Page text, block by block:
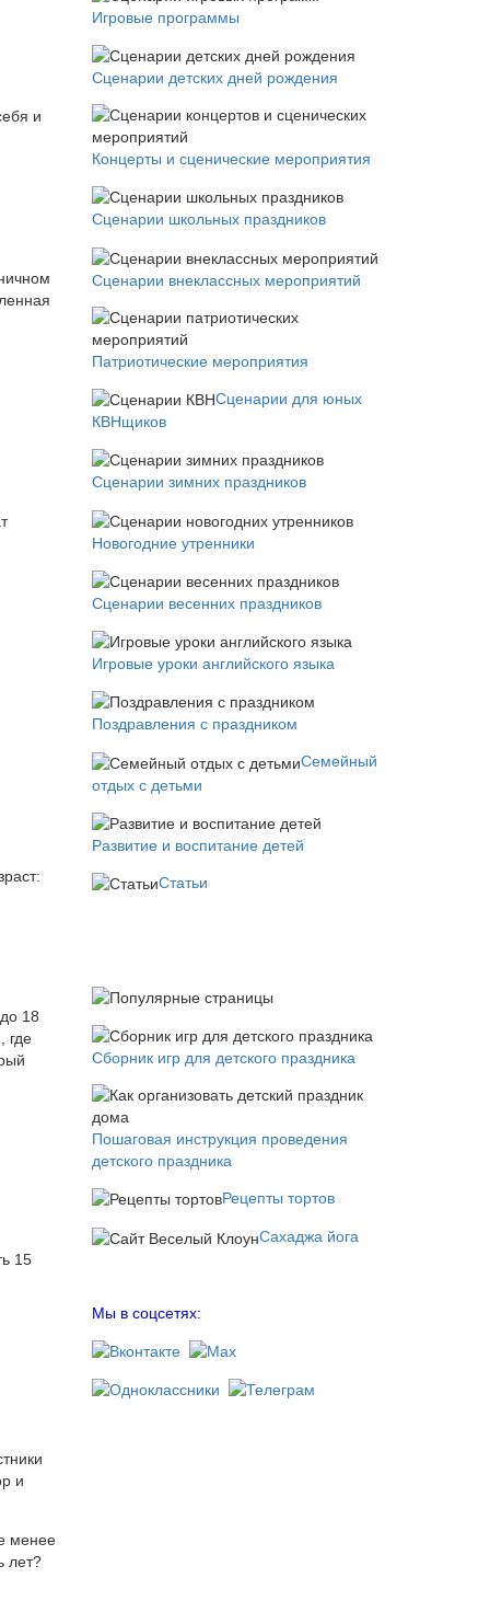
и
18
где
15
и
менее
лет?
Игровые программы
Сценарии детских дней рождения
Концерты и сценические мероприятия
Сценарии школьных праздников
Сценарии внеклассных мероприятий
Патриотические мероприятия
Сценарии для юных
КВНщиков
Сценарии зимних праздников
Новогодние утренники
Сценарии весенних праздников
Игровые уроки английского языка
Поздравления с праздником
Семейный
отдых с детьми
Развитие и воспитание детей
Статьи
Сборник игр для детского праздника
Пошаговая инструкция проведения
детского праздника
Рецепты тортов
Сахаджа йога
Мы в соцсетях: